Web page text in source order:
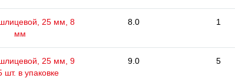
25 мм, 8
мм
8.0 1
25 мм, 9
шт. в упаковке
9.0 5